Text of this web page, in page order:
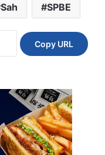
Sah SPBE
Copy URL